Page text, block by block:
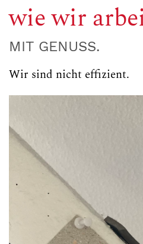
wie wir
MIT GENUSS.
Wir sind nicht effizient.